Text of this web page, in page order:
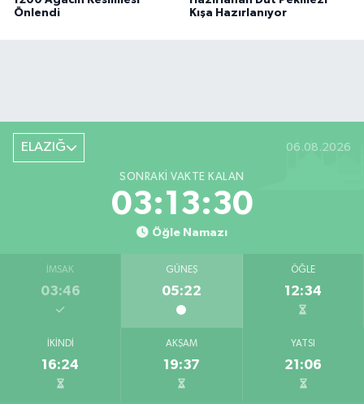
Önlendi
Kışa Hazırlanıyor
ELAZIĞ 06.08.2026
SONRAKI VAKTE KALAN
03:13:29
Öğle Namazı
İMSAK
03:46
GÜNEŞ
05:22
ÖĞLE
12:34
İKINDI
16:24
AKŞAM
19:37
YATSI
21:06